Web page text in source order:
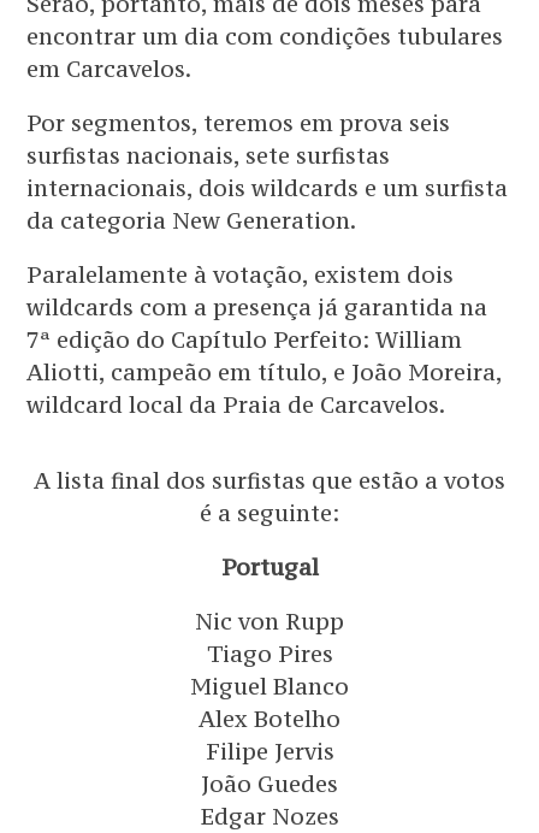
encontrar um dia com condições tubulares
em Carcavelos.
Por segmentos, teremos em prova seis
surfistas nacionais, sete surfistas
internacionais, dois wildcards e um surfista
da categoria New Generation.
Paralelamente à votação, existem dois
wildcards com a presença já garantida na
7ª edição do Capítulo Perfeito: William
Aliotti, campeão em título, e João Moreira,
wildcard local da Praia de Carcavelos.
A lista final dos surfistas que estão a votos
é a seguinte:
Portugal
Nic von Rupp
Tiago Pires
Miguel Blanco
Alex Botelho
Filipe Jervis
João Guedes
Edgar Nozes